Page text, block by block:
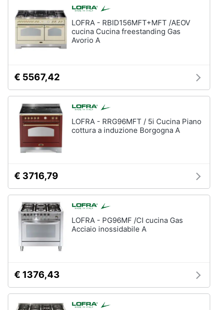
LOFRA - RBID156MFT+MFT /AEOV
cucina Cucina freestanding Gas
Avorio A
€ 5567,42
LOFRA - RRG96MFT / 5i Cucina Piano
cottura a induzione Borgogna A
€ 3716,79
LOFRA - PG96MF /CI cucina Gas
Acciaio inossidabile A
€ 1376,43